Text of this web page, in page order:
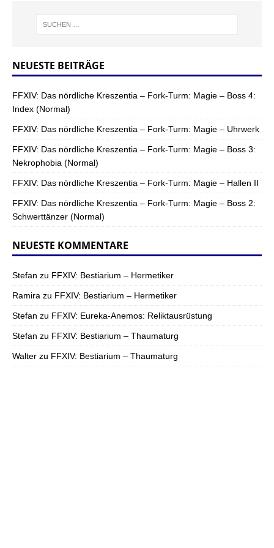
NEUESTE BEITRÄGE
FFXIV: Das nördliche Kreszentia – Fork-Turm: Magie – Boss 4:
Index (Normal)
FFXIV: Das nördliche Kreszentia – Fork-Turm: Magie – Uhrwerk
FFXIV: Das nördliche Kreszentia – Fork-Turm: Magie – Boss 3:
Nekrophobia (Normal)
FFXIV: Das nördliche Kreszentia – Fork-Turm: Magie – Hallen II
FFXIV: Das nördliche Kreszentia – Fork-Turm: Magie – Boss 2:
Schwerttänzer (Normal)
NEUESTE KOMMENTARE
Stefan zu FFXIV: Bestiarium – Hermetiker
Ramira zu FFXIV: Bestiarium – Hermetiker
Stefan zu FFXIV: Eureka-Anemos: Reliktausrüstung
Stefan zu FFXIV: Bestiarium – Thaumaturg
Walter zu FFXIV: Bestiarium – Thaumaturg